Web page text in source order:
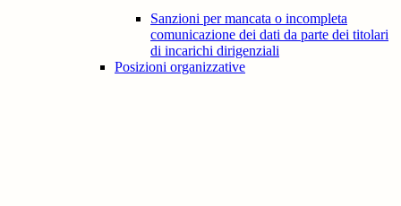
Sanzioni per mancata o incompleta
comunicazione dei dati da parte dei titolari
di incarichi dirigenziali
Posizioni organizzative